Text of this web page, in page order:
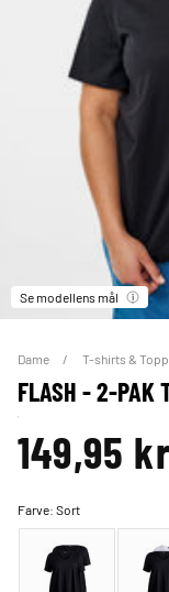
Se modellens mål
Dame T-shirts &
FLASH - 2-PAK
149,95 kr
Farve:Sort